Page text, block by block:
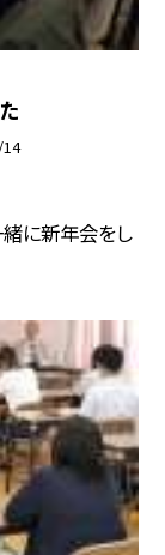
緒に新年会をし